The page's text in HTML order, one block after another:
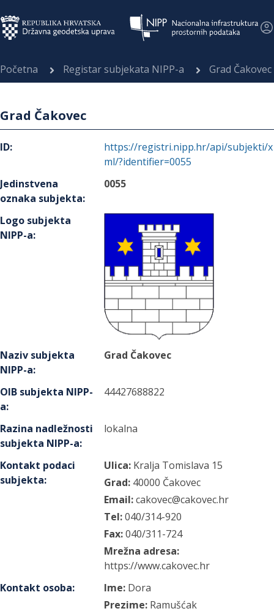
Početna Registar subjekata NIPP-a Grad Čakovec
Grad Čakovec
ID:
https://registri.nipp.hr/api/subjekti/x
ml/?identifier=0055
Jedinstvena
oznaka subjekta:
0055
Logo subjekta
NIPP-a:
Naziv subjekta
NIPP-a:
Grad Čakovec
OIB subjekta NIPP-
a:
44427688822
Razina nadležnosti
subjekta NIPP-a:
lokalna
Kontakt podaci
subjekta:
Ulica: Kralja Tomislava 15
Grad: 40000 Čakovec
Email:cakovec@cakovec.hr
Tel:040/314-920
Fax:040/311-724
Mrežna adresa:
https://www.cakovec.hr
Kontakt osoba: Ime: Dora
Prezime: Ramušćak